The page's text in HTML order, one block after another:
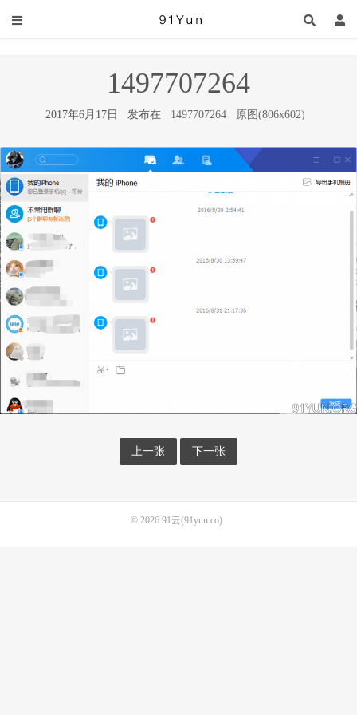
1497707264
2017年6月17日 发布在 1497707264 原图(806x602)
上一张 下一张
© 2026 91云(91yun.co)